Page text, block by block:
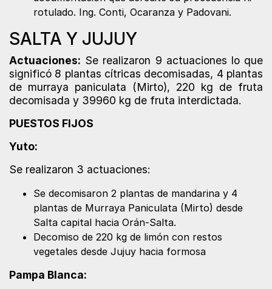
rotulado. Ing. Conti, Ocaranza y Padovani.
SALTA Y JUJUY
Actuaciones: Se realizaron 9 actuaciones lo que
significó 8 plantas cítricas decomisadas, 4 plantas
de murraya paniculata (Mirto), 220 kg de fruta
decomisada y 39960 kg de fruta interdictada.
PUESTOS FIJOS
Yuto:
Se realizaron 3 actuaciones:
Se decomisaron 2 plantas de mandarina y 4
plantas de Murraya Paniculata (Mirto) desde
Salta capital hacia Orán-Salta.
Decomiso de 220 kg de limón con restos
vegetales desde Jujuy hacia formosa
Pampa Blanca: